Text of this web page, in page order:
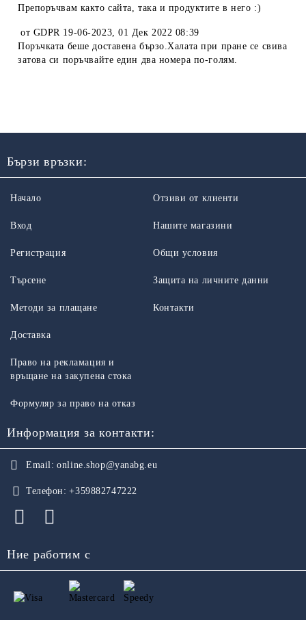
Препоръчвам както сайта, така и продуктите в него :)
от GDPR 19-06-2023,01 Дек 2022 08:39
Поръчката беше доставена бързо.Халата при пране се свива
затова си поръчвайте един два номера по-голям.
Бързи връзки:
Начало
Вход
Регистрация
Търсене
Отзиви от клиенти
Нашите магазини
Общи условия
Защита на личните данни
Методи за плащане
Доставка
Право на рекламация и
връщане на закупена стока
Формуляр за право на отказ
Контакти
Информация за контакти:
Email: online.shop@yanabg.eu
Телефон: +359882747222
Ние работим с